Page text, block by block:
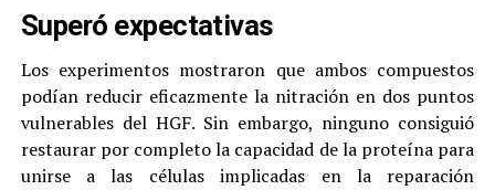
Superó expectativas
Los experimentos mostraron que ambos compuestos
podían reducir eficazmente la nitración en dos puntos
vulnerables del HGF. Sin embargo, ninguno consiguió
restaurar por completo la capacidad de la proteína para
unirse a las células implicadas en la reparación